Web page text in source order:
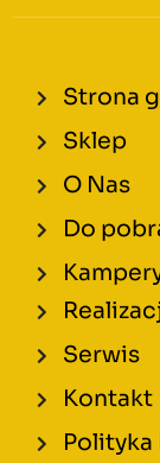
Strona
Sklep
O Nas
Do
Serwis
Kontakt